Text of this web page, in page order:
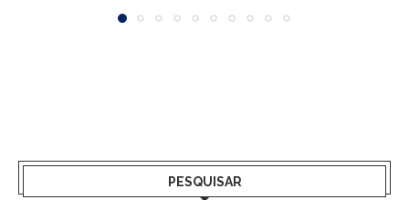
PESQUISAR